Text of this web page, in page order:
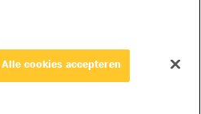
Alle cookies accepteren